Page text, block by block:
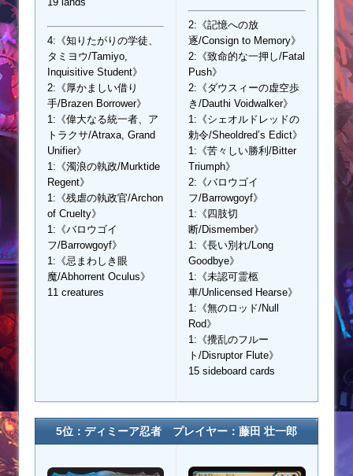
4:《知りたがりの学徒、
タミヨウ/Tamiyo,
Inquisitive Student》
2:《厚かましい借り
手/Brazen Borrower》
1:《偉大なる統一者、ア
トラクサ/Atraxa, Grand
Unifier》
1:《濁浪の執政/Murktide
Regent》
1:《残虐の執政官/Archon
of Cruelty》
1:《バロウゴイ
フ/Barrowgoyf》
1:《忌まわしき眼
魔/Abhorrent Oculus》
11 creatures
2:《記憶への放
逐/Consign to Memory》
2:《致命的な一押し/Fatal
Push》
2:《ダウスィーの虚空歩
き/Dauthi Voidwalker》
1:《シェオルドレッドの
勅令/Sheoldred’s Edict》
1:《苦々しい勝利/Bitter
Triumph》
2:《バロウゴイ
フ/Barrowgoyf》
1:《四肢切
断/Dismember》
1:《長い別れ/Long
Goodbye》
1:《未認可霊柩
車/Unlicensed Hearse》
1:《無のロッド/Null
Rod》
1:《攪乱のフルー
ト/Disruptor Flute》
15 sideboard cards
5位：ディミーア忍者 プレイヤー：藤田 壮一郎